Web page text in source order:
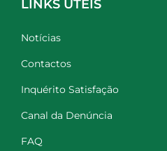
LINKS ÚTEIS
Notícias
Contactos
Inquérito Satisfação
Canal da Denúncia
FAQ